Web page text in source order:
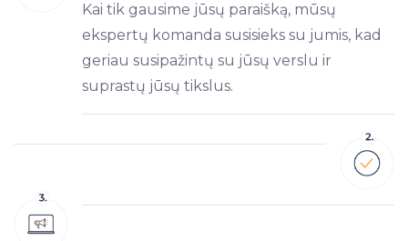
Kai tik gausime jūsų paraišką, mūsų
ekspertų komanda susisieks su jumis, kad
geriau susipažintų su jūsų verslu ir
suprastų jūsų tikslus.